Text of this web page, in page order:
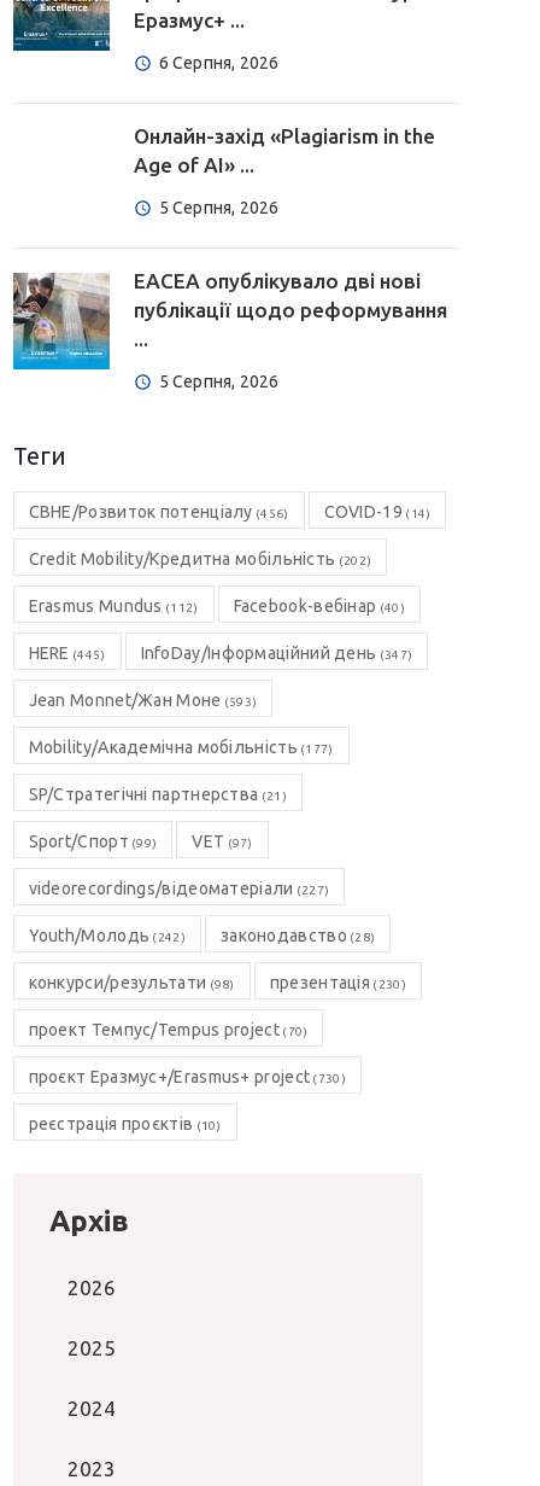
Еразмус+ ...
6 Серпня, 2026
Онлайн-захід «Plagiarism in the
Age of AI» ...
5 Серпня, 2026
EACEA опублікувало дві нові
публікації щодо реформування
...
5 Серпня, 2026
Теги
CBHE/Розвиток потенціалу (456) COVID-19 (14)
Credit Mobility/Кредитна мобільність (202)
Erasmus Mundus (112) Facebook-вебінар (40)
HERE (445) InfoDay/Інформаційний день (347)
Jean Monnet/Жан Моне (593)
Mobility/Академічна мобільність (177)
SP/Стратегічні партнерства (21)
Sport/Спорт (99) VET (97)
videorecordings/відеоматеріали (227)
Youth/Молодь (242) законодавство (28)
конкурси/результати (98) презентація (230)
проект Темпус/Tempus project(70)
проєкт Еразмус+/Erasmus+ project (730)
реєстрація проєктів (10)
Архів
2026
2025
2024
2023